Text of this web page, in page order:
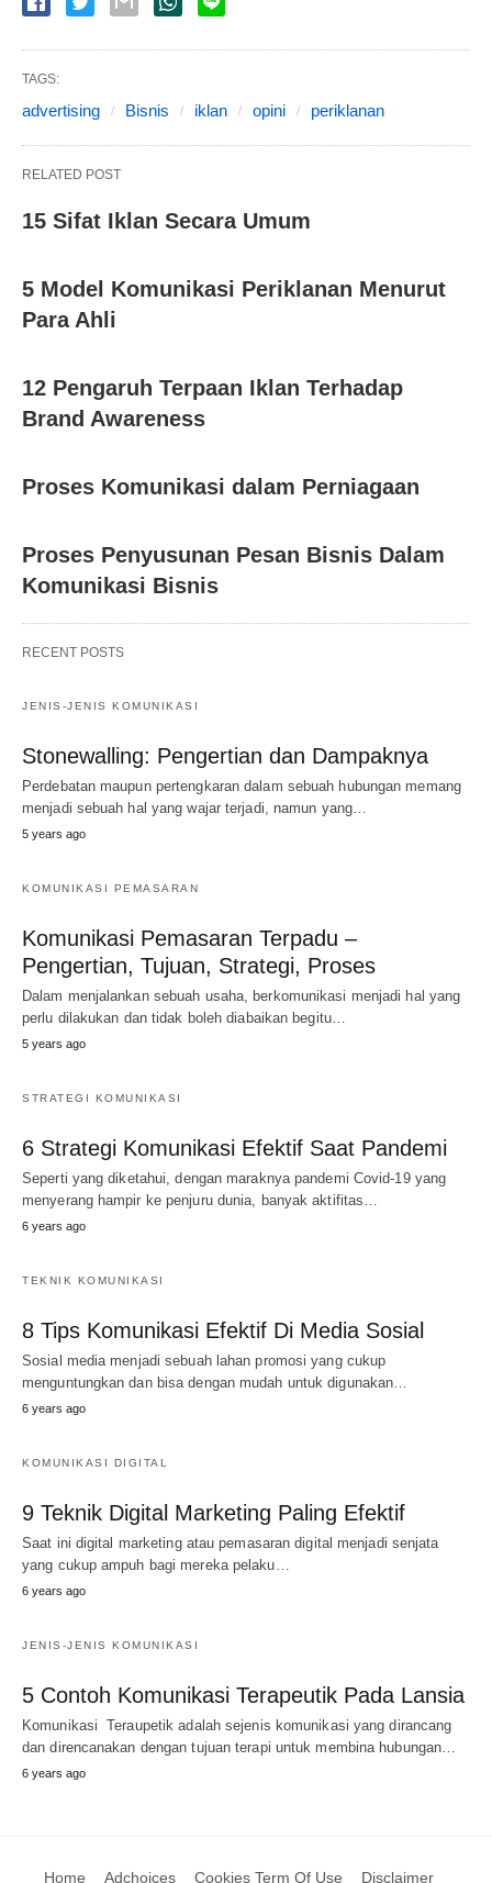
TAGS:
advertising Bisnis iklan opini periklanan
RELATED POST
15 Sifat Iklan Secara Umum
5 Model Komunikasi Periklanan Menurut
Para Ahli
12 Pengaruh Terpaan Iklan Terhadap
Brand Awareness
Proses Komunikasi dalam Perniagaan
Proses Penyusunan Pesan Bisnis Dalam
Komunikasi Bisnis
RECENT POSTS
JENIS-JENIS KOMUNIKASI
Stonewalling: Pengertian dan Dampaknya
Perdebatan maupun pertengkaran dalam sebuah hubungan memang
menjadi sebuah hal yang wajar terjadi, namun yang…
5 years ago
KOMUNIKASI PEMASARAN
Komunikasi Pemasaran Terpadu –
Pengertian, Tujuan, Strategi, Proses
Dalam menjalankan sebuah usaha, berkomunikasi menjadi hal yang
perlu dilakukan dan tidak boleh diabaikan begitu…
5 years ago
STRATEGI KOMUNIKASI
6 Strategi Komunikasi Efektif Saat Pandemi
Seperti yang diketahui, dengan maraknya pandemi Covid-19 yang
menyerang hampir ke penjuru dunia, banyak aktifitas…
6 years ago
TEKNIK KOMUNIKASI
8 Tips Komunikasi Efektif Di Media Sosial
Sosial media menjadi sebuah lahan promosi yang cukup
menguntungkan dan bisa dengan mudah untuk digunakan…
6 years ago
KOMUNIKASI DIGITAL
9 Teknik Digital Marketing Paling Efektif
Saat ini digital marketing atau pemasaran digital menjadi senjata
yang cukup ampuh bagi mereka pelaku…
6 years ago
JENIS-JENIS KOMUNIKASI
5 Contoh Komunikasi Terapeutik Pada Lansia
Komunikasi Teraupetik adalah sejenis komunikasi yang dirancang
dan direncanakan dengan tujuan terapi untuk membina hubungan…
6 years ago
Home Adchoices Cookies Term Of Use Disclaimer